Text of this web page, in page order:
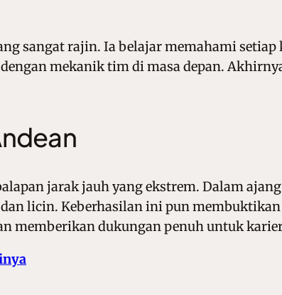
sangat rajin. Ia belajar memahami
mekanik tim di masa depan.
jarak jauh yang ekstrem. Dalam
licin. Keberhasilan ini pun
memberikan dukungan penuh untuk